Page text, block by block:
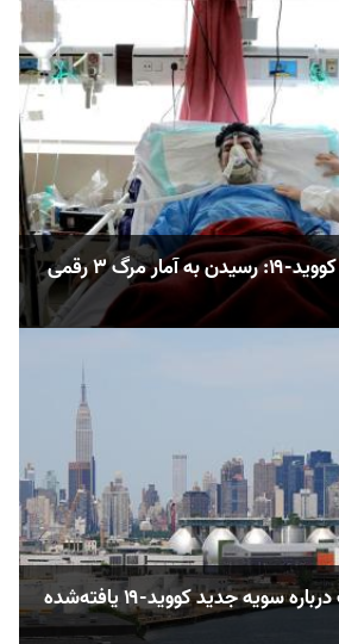
عضو کمیته مقابله با کووید-۱۹: رسیدن به آمار مرگ ۳ رقمی
نتایج جدید تحقیقات درباره سویه جدید کووید-۱۹ یافته‌شده